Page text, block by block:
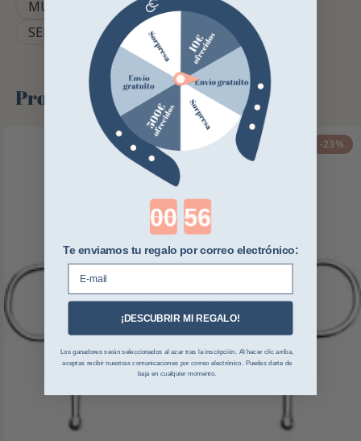
MUSEROLA DE AGUJAS DE DOBLE ROTURA
SENSACIÓN DEL BOCADO
Productos similares
-23%
Countdown ends in:
Te enviamos tu regalo por correo electrónico:
¡DESCUBRIR MI REGALO!
Los ganadores serán seleccionados al azar tras la inscripción. Al hacer clic arriba,
aceptas recibir nuestras comunicaciones por correo electrónico. Puedes darte de
baja en cualquier momento.